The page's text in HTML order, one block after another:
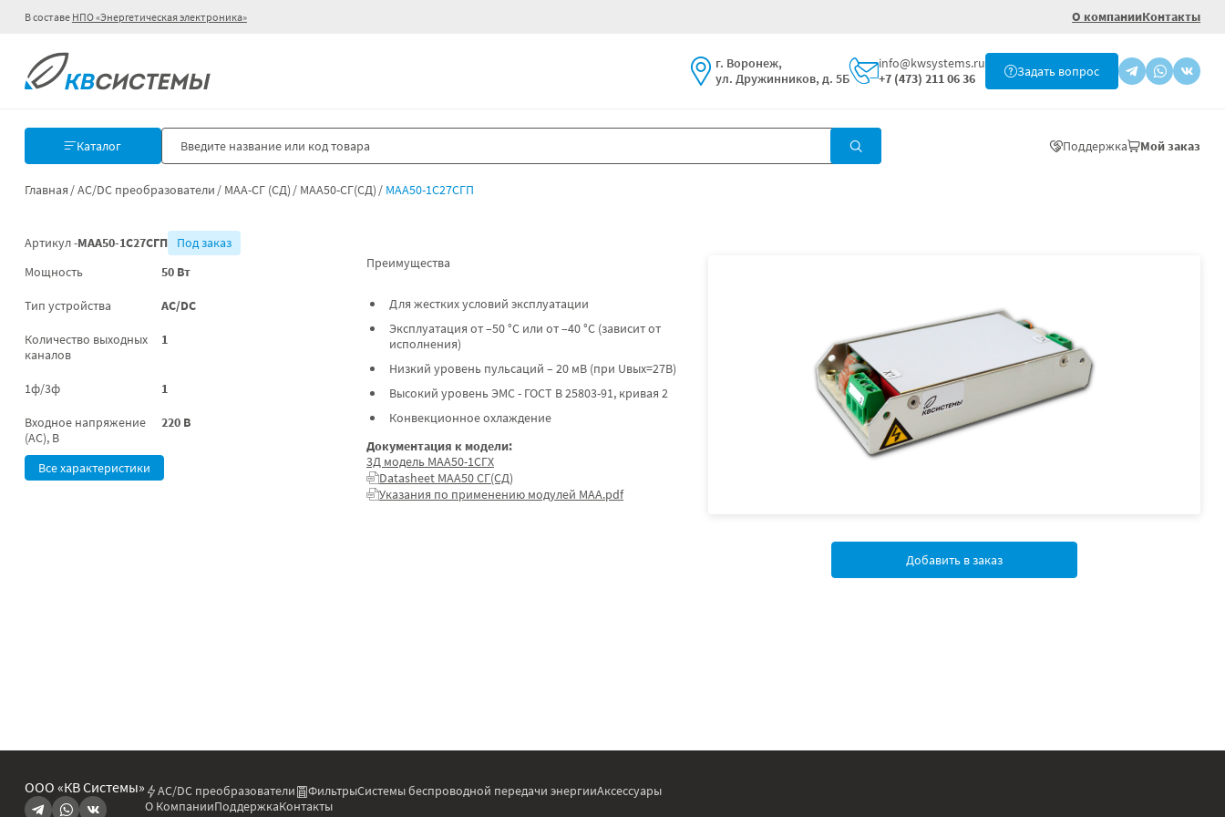
В составе НПО «Энергетическая электроника» О компанииКонтакты
г. Воронеж,
ул. Дружинников, д. 5Б
info@kwsystems.ru
+7 (473) 211 06 36
Задать вопрос
Каталог Поддержка Мой заказ
Главная AC/DC преобразователи МАА-СГ (СД) МАА50-СГ(СД) МАА50-1С27СГП
Артикул -МАА50-1С27СГП
Под заказ
Мощность
50 Вт
Тип устройства AC/DC
Количество выходных
каналов
1
1ф/3ф 1
Входное напряжение
(AC), В
220 В
Все характеристики
Преимущества
Для жестких условий эксплуатации
Эксплуатация от –50 °C или от –40 °C (зависит от
исполнения)
Низкий уровень пульсаций – 20 мВ (при Uвых=27В)
Высокий уровень ЭМС - ГОСТ В 25803-91, кривая 2
Конвекционное охлаждение
Документация к модели:
3Д модель МАА50-1СГХ
Datasheet МАА50 СГ(СД)
Указания по применению модулей МАА.pdf
Добавить в заказ
ООО «КВ Системы» AC/DC преобразователи ФильтрыСистемы беспроводной передачи энергииАксессуары
О КомпанииПоддержкаКонтакты